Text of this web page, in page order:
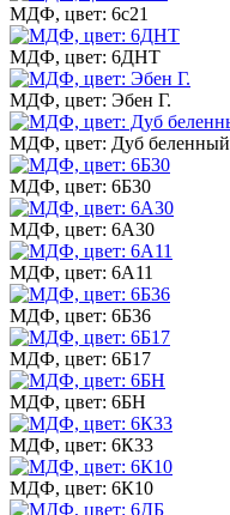
МДФ, цвет: 6с21
МДФ, цвет: 6ДНТ
МДФ, цвет: Эбен Г.
МДФ, цвет: Дуб беленный
МДФ, цвет: 6Б30
МДФ, цвет: 6А30
МДФ, цвет: 6А11
МДФ, цвет: 6Б36
МДФ, цвет: 6Б17
МДФ, цвет: 6БН
МДФ, цвет: 6К33
МДФ, цвет: 6К10